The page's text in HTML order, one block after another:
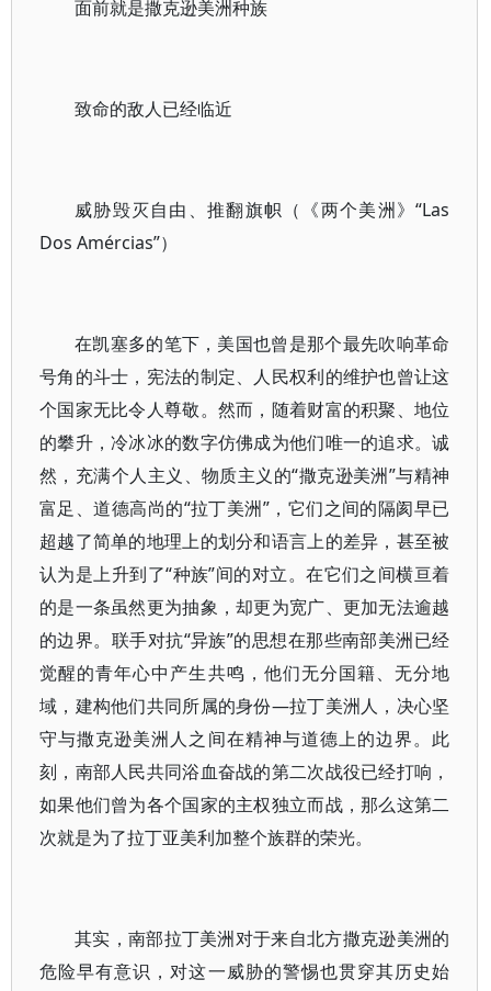
面前就是撒克逊美洲种族
致命的敌人已经临近
威胁毁灭自由、推翻旗帜（《两个美洲》“Las
Dos Amércias”）
在凯塞多的笔下，美国也曾是那个最先吹响革命
号角的斗士，宪法的制定、人民权利的维护也曾让这
个国家无比令人尊敬。然而，随着财富的积聚、地位
的攀升，冷冰冰的数字仿佛成为他们唯一的追求。诚
然，充满个人主义、物质主义的“撒克逊美洲”与精神
富足、道德高尚的“拉丁美洲”，它们之间的隔阂早已
超越了简单的地理上的划分和语言上的差异，甚至被
认为是上升到了“种族”间的对立。在它们之间横亘着
的是一条虽然更为抽象，却更为宽广、更加无法逾越
的边界。联手对抗“异族”的思想在那些南部美洲已经
觉醒的青年心中产生共鸣，他们无分国籍、无分地
域，建构他们共同所属的身份—拉丁美洲人，决心坚
守与撒克逊美洲人之间在精神与道德上的边界。此
刻，南部人民共同浴血奋战的第二次战役已经打响，
如果他们曾为各个国家的主权独立而战，那么这第二
次就是为了拉丁亚美利加整个族群的荣光。
其实，南部拉丁美洲对于来自北方撒克逊美洲的
危险早有意识，对这一威胁的警惕也贯穿其历史始